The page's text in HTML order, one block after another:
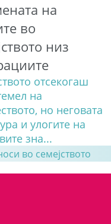
на
во
низ
отсекогаш
на
но неговата
и улогите на
зна...
во семејството